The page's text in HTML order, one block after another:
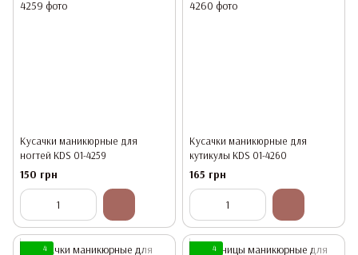
Кусачки маникюрные для
ногтей KDS 01-4259
150 грн
Кусачки маникюрные для
кутикулы KDS 01-4260
165 грн
4
4